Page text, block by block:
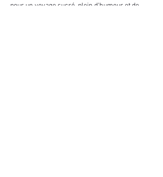
pour un voyage sucré, plein d'humour et de